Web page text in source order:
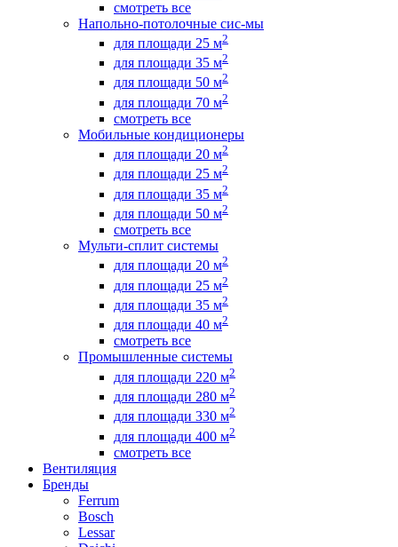
смотреть все
Напольно-потолочные сис-мы
для площади 25 м2
для площади 35 м2
для площади 50 м2
для площади 70 м2
смотреть все
Мобильные кондиционеры
для площади 20 м2
для площади 25 м2
для площади 35 м2
для площади 50 м2
смотреть все
Мульти-сплит системы
для площади 20 м2
для площади 25 м2
для площади 35 м2
для площади 40 м2
смотреть все
Промышленные системы
для площади 220 м2
для площади 280 м2
для площади 330 м2
для площади 400 м2
смотреть все
Вентиляция
Бренды
Ferrum
Bosch
Lessar